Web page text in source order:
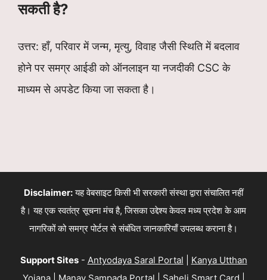
सकती है?
उत्तर: हाँ, परिवार में जन्म, मृत्यु, विवाह जैसी स्थिति में बदलाव
होने पर समग्र आईडी को ऑनलाइन या नजदीकी CSC के
माध्यम से अपडेट किया जा सकता है।
Disclaimer:यह वेबसाइट किसी भी सरकारी संस्था द्वारा संचालित नहीं
है। यह एक स्वतंत्र सूचना मंच है, जिसका उद्देश्य केवल मध्य प्रदेश के आम
नागरिकों को समग्र पोर्टल से संबंधित जानकारियाँ उपलब्ध कराना है।
Support Sites- Antyodaya Saral Portal
Kanya Utthan
Yojana| Manav Sampada Portal Saheli Smart Card